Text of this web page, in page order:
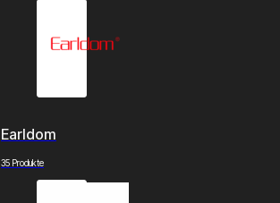
Earldom
35 Produkte